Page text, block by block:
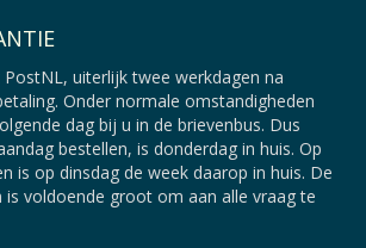
uiterlijk twee werkdagen na
Onder normale omstandigheden
dag bij u in de brievenbus. Dus
bestellen, is donderdag in huis. Op
is op dinsdag de week daarop in huis. De
voldoende groot om aan alle vraag te